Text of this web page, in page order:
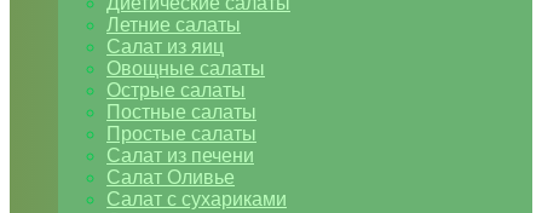
Летние салаты
Салат из яиц
Овощные салаты
Острые салаты
Постные салаты
Простые салаты
Салат из печени
Салат Оливье
Салат с сухариками